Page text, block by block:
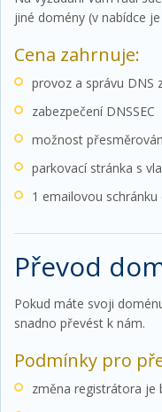
jiné domény (v nabídce
Cena zahrnuje:
provoz a správu DNS
zabezpečení DNSSEC
možnost
parkovací stránka s
1 emailovou
Převod
Pokud máte svoji
snadno převést k nám.
Podmínky pro
změna registrátora je